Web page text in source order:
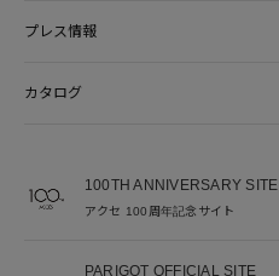
プレス情報
カタログ
100TH ANNIVERSARY SITE
アクセ 100周年記念サイト
PARIGOT OFFICIAL SITE